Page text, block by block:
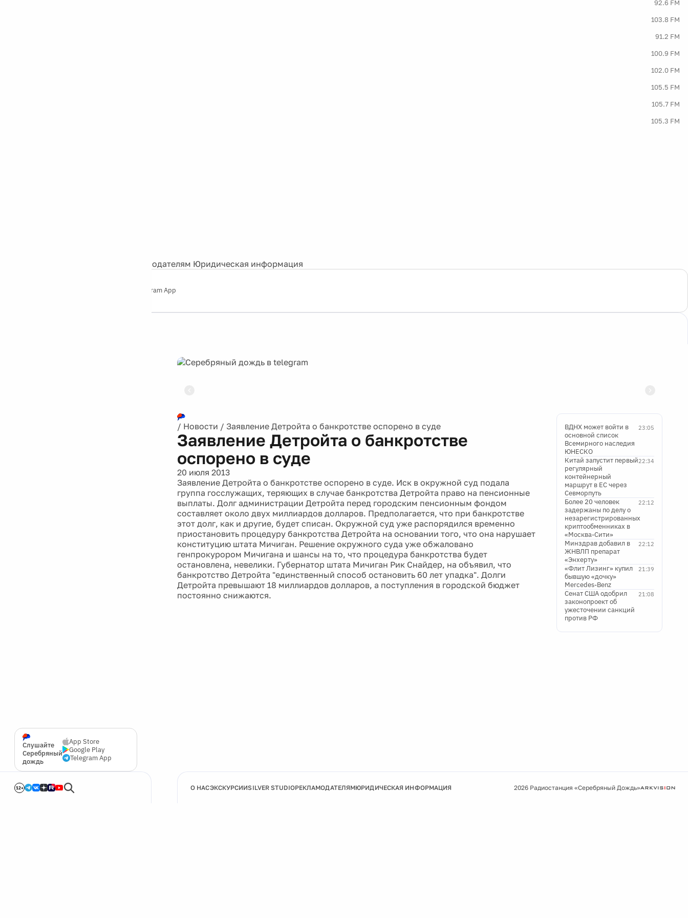
92.6 FM
103.8 FM
91.2 FM
100.9 FM
102.0 FM
105.5 FM
105.7 FM
105.3 FM
Рекламодателям Юридическая информация
Telegram App
Слушайте
Серебряный
дождь
App Store
Google Play
Telegram App
12+
/ Новости / Заявление Детройта о банкротстве оспорено в суде
Заявление Детройта о банкротстве
оспорено в суде
20 июля 2013
Заявление Детройта о банкротстве оспорено в суде. Иск в окружной суд подала
группа госслужащих, теряющих в случае банкротства Детройта право на пенсионные
выплаты. Долг администрации Детройта перед городским пенсионным фондом
составляет около двух миллиардов долларов. Предполагается, что при банкротстве
этот долг, как и другие, будет списан. Окружной суд уже распорядился временно
приостановить процедуру банкротства Детройта на основании того, что она нарушает
конституцию штата Мичиган. Решение окружного суда уже обжаловано
генпрокурором Мичигана и шансы на то, что процедура банкротства будет
остановлена, невелики. Губернатор штата Мичиган Рик Снайдер, на объявил, что
банкротство Детройта "единственный способ остановить 60 лет упадка". Долги
Детройта превышают 18 миллиардов долларов, а поступления в городской бюджет
постоянно снижаются.
23:05
ВДНХ может войти в
основной список
Всемирного наследия
ЮНЕСКО
22:34
Китай запустит первый
регулярный
контейнерный
маршрут в ЕС через
Севморпуть
22:12
Более 20 человек
задержаны по делу о
незарегистрированных
криптообменниках в
«Москва-Сити»
22:12
Минздрав добавил в
ЖНВЛП препарат
«Энхерту»
21:39
«Флит Лизинг» купил
бывшую «дочку»
Mercedes-Benz
21:08
Сенат США одобрил
законопроект об
ужесточении санкций
против РФ
О НАСЭКСКУРСИИSILVER STUDIOРЕКЛАМОДАТЕЛЯМЮРИДИЧЕСКАЯ ИНФОРМАЦИЯ 2026 Радиостанция «Серебряный Дождь»